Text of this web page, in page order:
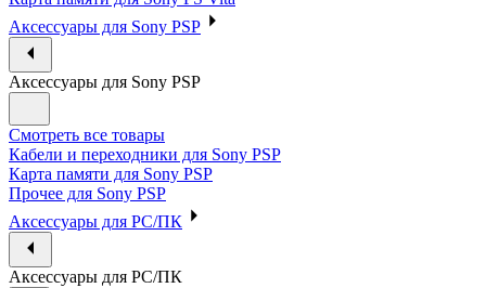
Аксессуары для Sony PSP
Аксессуары для Sony PSP
Смотреть все товары
Кабели и переходники для Sony PSP
Карта памяти для Sony PSP
Прочее для Sony PSP
Аксессуары для PC/ПК
Аксессуары для PC/ПК